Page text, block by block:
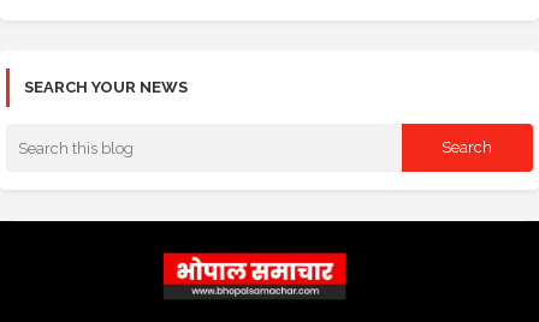
SEARCH YOUR NEWS